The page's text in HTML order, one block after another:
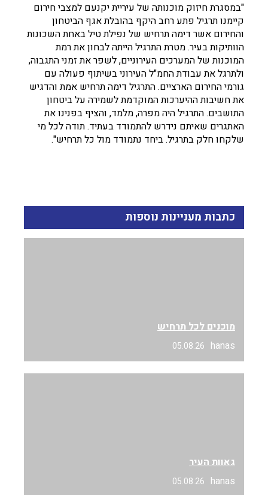
"במסגרת חיזוק מוכנותה של עיריית יקנעם למצבי חירום
קיימנו תרגיל פתע רחב היקף בהובלת אגף הביטחון
והחירום אשר דימה תרחיש של נפילת טיל באחת השכונות
הוותיקות בעיר. מטרת התרגיל הייתה לבחון את רמת
המוכנות של המערכים העירוניים, לשפר את זמני התגבוה,
ולתרגל את עבודת החמ"ל העירוני בשיתוף פעולה עם
גורמי החירום הארציים. התרגיל דימה תרחיש אמת והדגיש
את חשיבות ההיערכות המוקדמת לשמירה על ביטחון
התושבים. התרגיל היה מפרה, מלמד, והציף בפנינו את
האתגרים שאיתם נידרש להתמודד בעתיד. תודה לכל מי
שלקחו חלק בתרגיל. ביחד נתמודד מול כל תרחיש".
כתבות מעניינות נוספות
מוכנים לכל תרחיש
hanas
05.08.26
גאוות העיר
hanas
05.08.26